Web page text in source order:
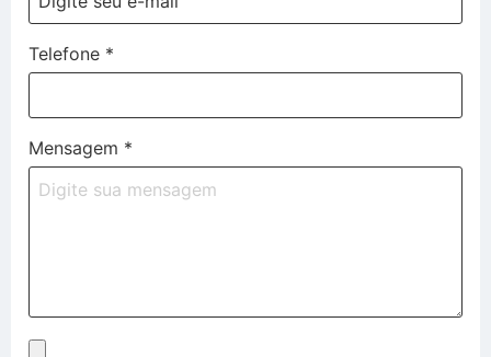
Telefone *
Mensagem *